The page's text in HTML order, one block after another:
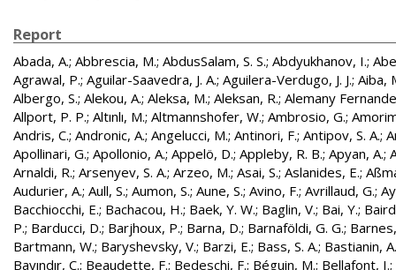
Report
Abada, A.; Abbrescia, M.; AbdusSalam, S. S.; Abdyukhanov, I.;
Agrawal, P.; Aguilar-Saavedra, J. A.; Aguilera-Verdugo, J. J.; Aiba,
Albergo, S.; Alekou, A.; Aleksa, M.; Aleksan, R.; Alemany
Allport, P. P.; Altınlı, M.; Altmannshofer, W.; Ambrosio, G.;
Andris, C.; Andronic, A.; Angelucci, M.; Antinori, F.; Antipov, S. A.;
Apollinari, G.; Apollonio, A.; Appelö, D.; Appleby, R. B.; Apyan, A.;
Arnaldi, R.; Arsenyev, S. A.; Arzeo, M.; Asai, S.; Aslanides, E.;
Audurier, A.; Aull, S.; Aumon, S.; Aune, S.; Avino, F.; Avrillaud, G.;
Bacchiocchi, E.; Bachacou, H.; Baek, Y. W.; Baglin, V.; Bai, Y.;
P.; Barducci, D.; Barjhoux, P.; Barna, D.; Barnaföldi, G. G.;
Bartmann, W.; Baryshevsky, V.; Barzi, E.; Bass, S. A.; Bastianin, A.
Bayındır, C.; Beaudette, F.; Bedeschi, F.; Béguin, M.; Bellafont, I.;